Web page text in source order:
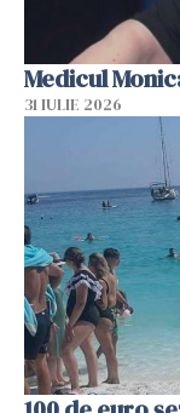
Medicul
31 IULIE 2026